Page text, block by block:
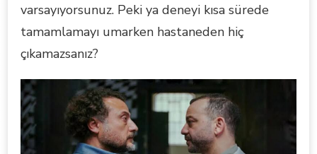
varsayıyorsunuz. Peki ya deneyi kısa sürede
tamamlamayı umarken hastaneden hiç
çıkamazsanız?